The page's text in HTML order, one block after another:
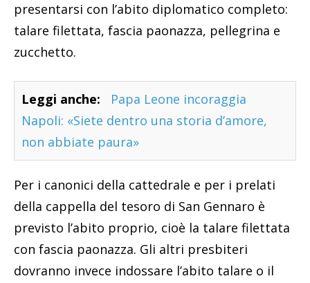
presentarsi con l’abito diplomatico completo:
talare filettata, fascia paonazza, pellegrina e
zucchetto.
Leggi anche:
Papa Leone incoraggia
Napoli: «Siete dentro una storia d’amore,
non abbiate paura»
Per i canonici della cattedrale e per i prelati
della cappella del tesoro di San Gennaro è
previsto l’abito proprio, cioè la talare filettata
con fascia paonazza. Gli altri presbiteri
dovranno invece indossare l’abito talare o il